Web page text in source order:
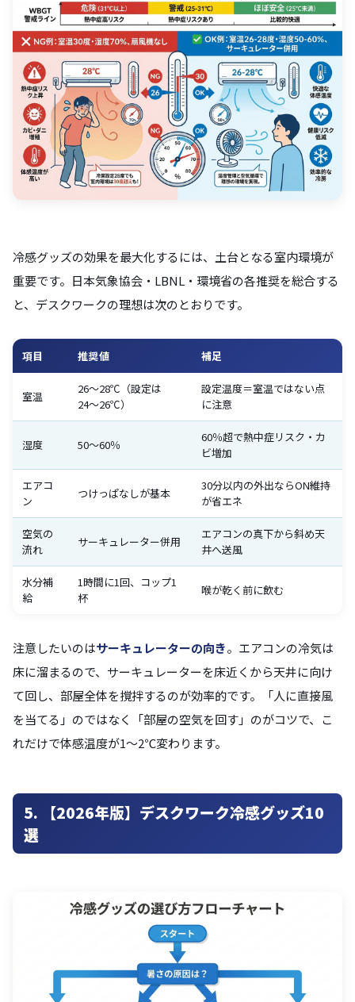
冷感グッズの効果を最大化するには、土台となる室内環境が
重要です。日本気象協会・LBNL・環境省の各推奨を総合する
と、デスクワークの理想は次のとおりです。
項目 推奨値 補足
室温
26〜28℃（設定は
24〜26℃）
設定温度＝室温ではない点
に注意
湿度 50〜60％
60％超で熱中症リスク・カ
ビ増加
エアコ
ン
つけっぱなしが基本
30分以内の外出ならON維持
が省エネ
空気の
流れ
サーキュレーター併用
エアコンの真下から斜め天
井へ送風
水分補
給
1時間に1回、コップ1
杯
喉が乾く前に飲む
注意したいのはサーキュレーターの向き。エアコンの冷気は
床に溜まるので、サーキュレーターを床近くから天井に向け
て回し、部屋全体を撹拌するのが効率的です。「人に直接風
を当てる」のではなく「部屋の空気を回す」のがコツで、こ
れだけで体感温度が1〜2℃変わります。
5. 【2026年版】デスクワーク冷感グッズ10
選